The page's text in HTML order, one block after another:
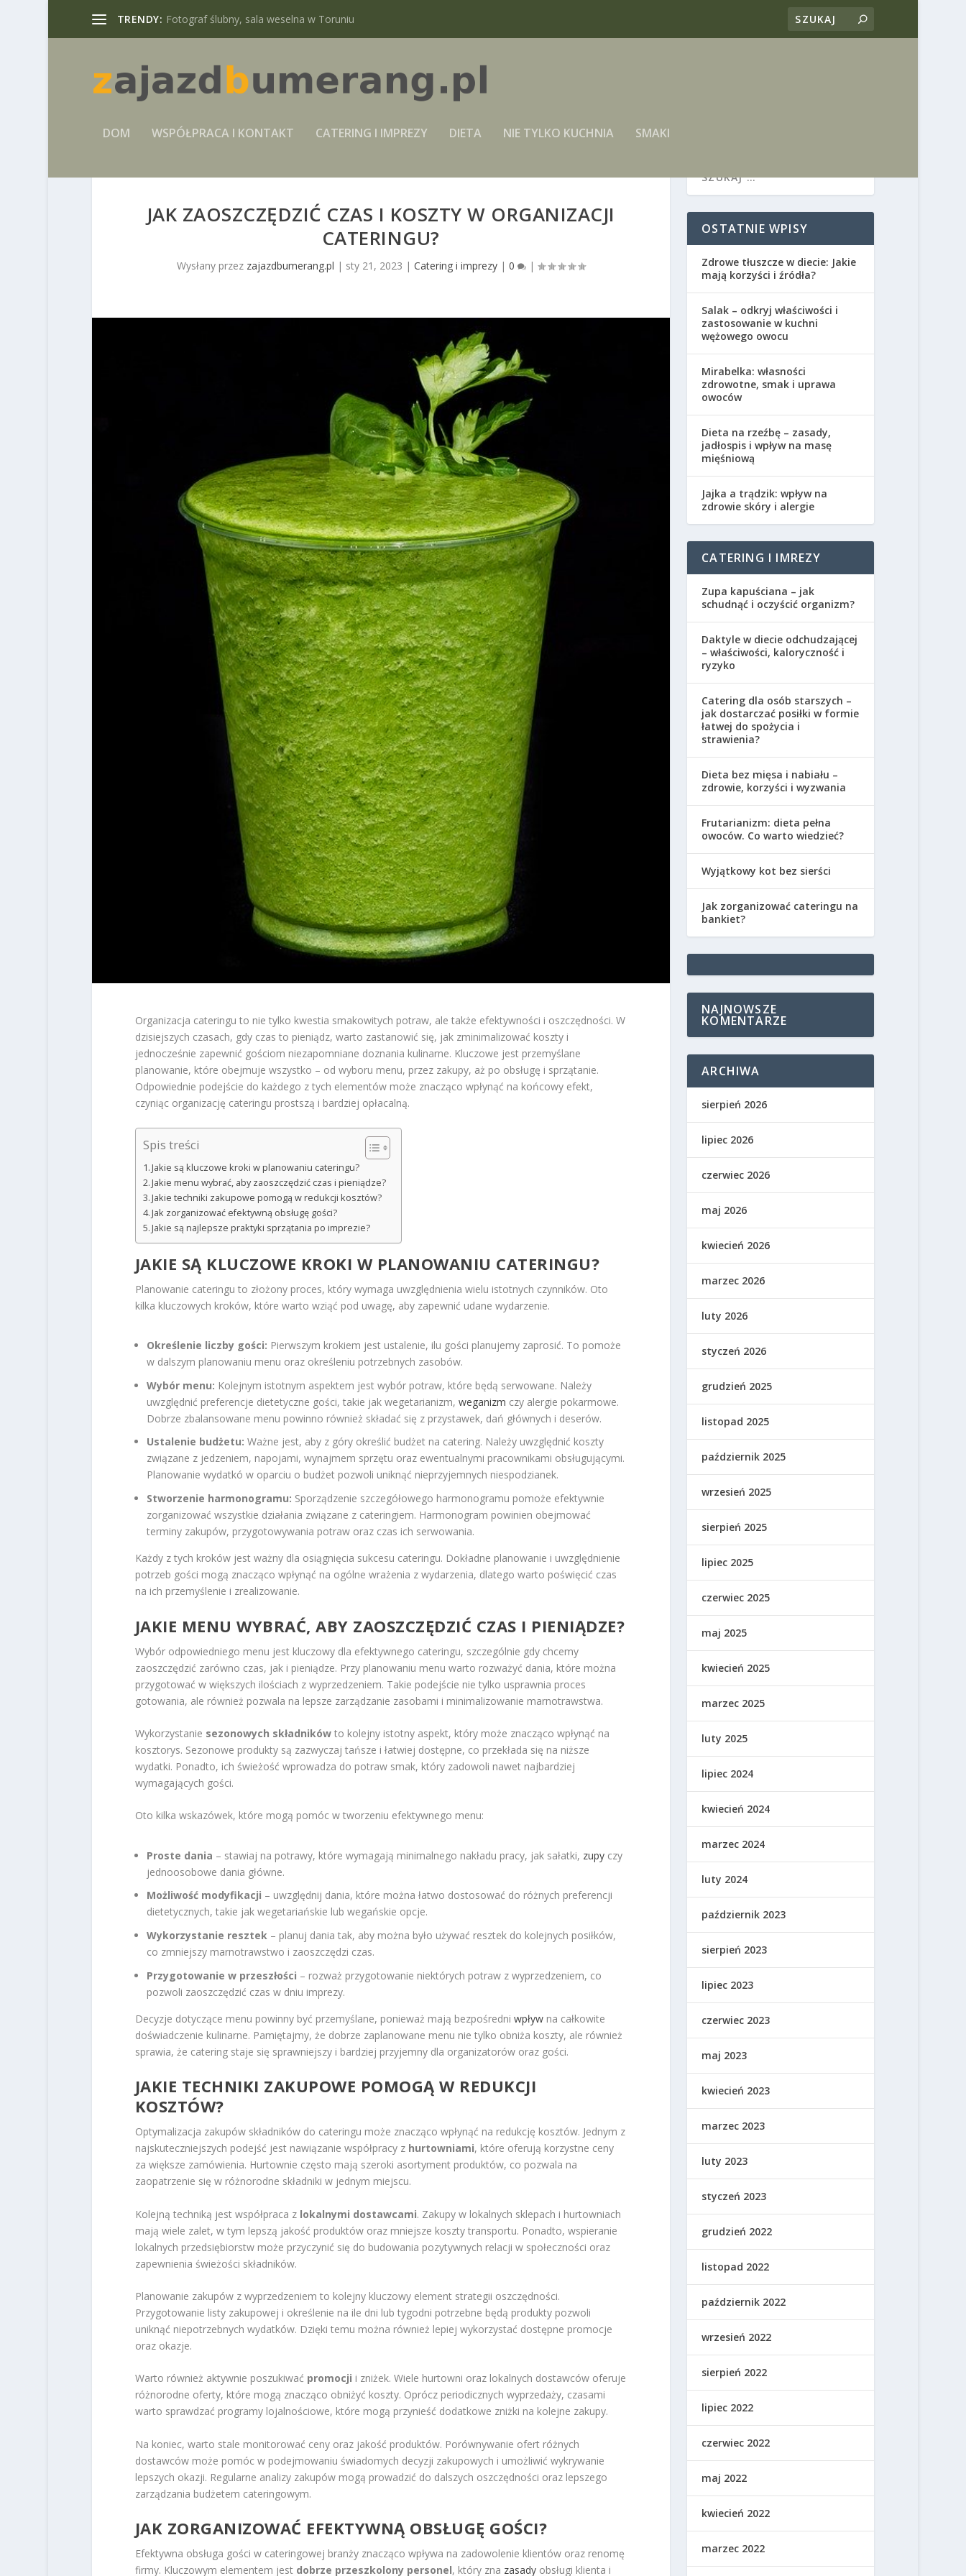
TRENDY: Fotograf ślubny, sala weselna w Toruniu
DOM WSPÓŁPRACA I KONTAKT CATERING I IMPREZY DIETA NIE TYLKO KUCHNIA SMAKI
JAK ZAOSZCZĘDZIĆ CZAS I KOSZTY W ORGANIZACJI
CATERINGU?
Wysłany przez zajazdbumerang.pl | sty 21, 2023 | Catering i imprezy| 0 |
Organizacja cateringu to nie tylko kwestia smakowitych potraw, ale także efektywności i oszczędności. W
dzisiejszych czasach, gdy czas to pieniądz, warto zastanowić się, jak zminimalizować koszty i
jednocześnie zapewnić gościom niezapomniane doznania kulinarne. Kluczowe jest przemyślane
planowanie, które obejmuje wszystko – od wyboru menu, przez zakupy, aż po obsługę i sprzątanie.
Odpowiednie podejście do każdego z tych elementów może znacząco wpłynąć na końcowy efekt,
czyniąc organizację cateringu prostszą i bardziej opłacalną.
Spis treści
Jakie są kluczowe kroki w planowaniu cateringu?
Jakie menu wybrać, aby zaoszczędzić czas i pieniądze?
Jakie techniki zakupowe pomogą w redukcji kosztów?
Jak zorganizować efektywną obsługę gości?
Jakie są najlepsze praktyki sprzątania po imprezie?
JAKIE SĄ KLUCZOWE KROKI W PLANOWANIU CATERINGU?
Planowanie cateringu to złożony proces, który wymaga uwzględnienia wielu istotnych czynników. Oto
kilka kluczowych kroków, które warto wziąć pod uwagę, aby zapewnić udane wydarzenie.
Określenie liczby gości: Pierwszym krokiem jest ustalenie, ilu gości planujemy zaprosić. To pomoże
w dalszym planowaniu menu oraz określeniu potrzebnych zasobów.
Wybór menu: Kolejnym istotnym aspektem jest wybór potraw, które będą serwowane. Należy
uwzględnić preferencje dietetyczne gości, takie jak wegetarianizm, weganizm czy alergie pokarmowe.
Dobrze zbalansowane menu powinno również składać się z przystawek, dań głównych i deserów.
Ustalenie budżetu: Ważne jest, aby z góry określić budżet na catering. Należy uwzględnić koszty
związane z jedzeniem, napojami, wynajmem sprzętu oraz ewentualnymi pracownikami obsługującymi.
Planowanie wydatkó w oparciu o budżet pozwoli uniknąć nieprzyjemnych niespodzianek.
Stworzenie harmonogramu: Sporządzenie szczegółowego harmonogramu pomoże efektywnie
zorganizować wszystkie działania związane z cateringiem. Harmonogram powinien obejmować
terminy zakupów, przygotowywania potraw oraz czas ich serwowania.
Każdy z tych kroków jest ważny dla osiągnięcia sukcesu cateringu. Dokładne planowanie i uwzględnienie
potrzeb gości mogą znacząco wpłynąć na ogólne wrażenia z wydarzenia, dlatego warto poświęcić czas
na ich przemyślenie i zrealizowanie.
JAKIE MENU WYBRAĆ, ABY ZAOSZCZĘDZIĆ CZAS I PIENIĄDZE?
Wybór odpowiedniego menu jest kluczowy dla efektywnego cateringu, szczególnie gdy chcemy
zaoszczędzić zarówno czas, jak i pieniądze. Przy planowaniu menu warto rozważyć dania, które można
przygotować w większych ilościach z wyprzedzeniem. Takie podejście nie tylko usprawnia proces
gotowania, ale również pozwala na lepsze zarządzanie zasobami i minimalizowanie marnotrawstwa.
Wykorzystanie sezonowych składnikówto kolejny istotny aspekt, który może znacząco wpłynąć na
kosztorys. Sezonowe produkty są zazwyczaj tańsze i łatwiej dostępne, co przekłada się na niższe
wydatki. Ponadto, ich świeżość wprowadza do potraw smak, który zadowoli nawet najbardziej
wymagających gości.
Oto kilka wskazówek, które mogą pomóc w tworzeniu efektywnego menu:
Proste dania – stawiaj na potrawy, które wymagają minimalnego nakładu pracy, jak sałatki, zupyczy
jednoosobowe dania główne.
Możliwość modyfikacji – uwzględnij dania, które można łatwo dostosować do różnych preferencji
dietetycznych, takie jak wegetariańskie lub wegańskie opcje.
Wykorzystanie resztek– planuj dania tak, aby można było używać resztek do kolejnych posiłków,
co zmniejszy marnotrawstwo i zaoszczędzi czas.
Przygotowanie w przeszłości – rozważ przygotowanie niektórych potraw z wyprzedzeniem, co
pozwoli zaoszczędzić czas w dniu imprezy.
Decyzje dotyczące menu powinny być przemyślane, ponieważ mają bezpośredni wpływna całkowite
doświadczenie kulinarne. Pamiętajmy, że dobrze zaplanowane menu nie tylko obniża koszty, ale również
sprawia, że catering staje się sprawniejszy i bardziej przyjemny dla organizatorów oraz gości.
JAKIE TECHNIKI ZAKUPOWE POMOGĄ W REDUKCJI
KOSZTÓW?
Optymalizacja zakupów składników do cateringu może znacząco wpłynąć na redukcję kosztów. Jednym z
najskuteczniejszych podejść jest nawiązanie współpracy z hurtowniami, które oferują korzystne ceny
za większe zamówienia. Hurtownie często mają szeroki asortyment produktów, co pozwala na
zaopatrzenie się w różnorodne składniki w jednym miejscu.
Kolejną techniką jest współpraca z lokalnymi dostawcami. Zakupy w lokalnych sklepach i hurtowniach
mają wiele zalet, w tym lepszą jakość produktów oraz mniejsze koszty transportu. Ponadto, wspieranie
lokalnych przedsiębiorstw może przyczynić się do budowania pozytywnych relacji w społeczności oraz
zapewnienia świeżości składników.
Planowanie zakupów z wyprzedzeniem to kolejny kluczowy element strategii oszczędności.
Przygotowanie listy zakupowej i określenie na ile dni lub tygodni potrzebne będą produkty pozwoli
uniknąć niepotrzebnych wydatków. Dzięki temu można również lepiej wykorzystać dostępne promocje
oraz okazje.
Warto również aktywnie poszukiwać promocji i zniżek. Wiele hurtowni oraz lokalnych dostawców oferuje
różnorodne oferty, które mogą znacząco obniżyć koszty. Oprócz periodicznych wyprzedaży, czasami
warto sprawdzać programy lojalnościowe, które mogą przynieść dodatkowe zniżki na kolejne zakupy.
Na koniec, warto stale monitorować ceny oraz jakość produktów. Porównywanie ofert różnych
dostawców może pomóc w podejmowaniu świadomych decyzji zakupowych i umożliwić wykrywanie
lepszych okazji. Regularne analizy zakupów mogą prowadzić do dalszych oszczędności oraz lepszego
zarządzania budżetem cateringowym.
JAK ZORGANIZOWAĆ EFEKTYWNĄ OBSŁUGĘ GOŚCI?
Efektywna obsługa gości w cateringowej branży znacząco wpływa na zadowolenie klientów oraz renomę
firmy. Kluczowym elementem jest dobrze przeszkolony personel, który zna zasadyobsługi klienta i
OSTATNIE WPISY
Zdrowe tłuszcze w diecie: Jakie
mają korzyści i źródła?
Salak – odkryj właściwości i
zastosowanie w kuchni
wężowego owocu
Mirabelka: własności
zdrowotne, smak i uprawa
owoców
Dieta na rzeźbę – zasady,
jadłospis i wpływ na masę
mięśniową
Jajka a trądzik: wpływ na
zdrowie skóry i alergie
CATERING I IMREZY
Zupa kapuściana – jak
schudnąć i oczyścić organizm?
Daktyle w diecie odchudzającej
– właściwości, kaloryczność i
ryzyko
Catering dla osób starszych –
jak dostarczać posiłki w formie
łatwej do spożycia i
strawienia?
Dieta bez mięsa i nabiału –
zdrowie, korzyści i wyzwania
Frutarianizm: dieta pełna
owoców. Co warto wiedzieć?
Wyjątkowy kot bez sierści
Jak zorganizować cateringu na
bankiet?
NAJNOWSZE
KOMENTARZE
ARCHIWA
sierpień 2026
lipiec 2026
czerwiec 2026
maj 2026
kwiecień 2026
marzec 2026
luty 2026
styczeń 2026
grudzień 2025
listopad 2025
październik 2025
wrzesień 2025
sierpień 2025
lipiec 2025
czerwiec 2025
maj 2025
kwiecień 2025
marzec 2025
luty 2025
lipiec 2024
kwiecień 2024
marzec 2024
luty 2024
październik 2023
sierpień 2023
lipiec 2023
czerwiec 2023
maj 2023
kwiecień 2023
marzec 2023
luty 2023
styczeń 2023
grudzień 2022
listopad 2022
październik 2022
wrzesień 2022
sierpień 2022
lipiec 2022
czerwiec 2022
maj 2022
kwiecień 2022
marzec 2022